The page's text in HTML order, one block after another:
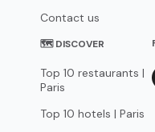
Contact us
🗺 DISCOVER
Top 10 restaurants |
Paris
Top 10 hotels | Paris